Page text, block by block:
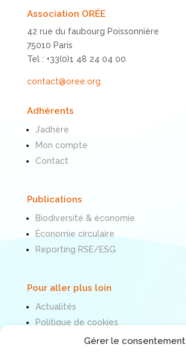
Gérer le consentement
Association ORÉE
42 rue du faubourg Poissonnière
75010 Paris
Tel : +33(0)1 48 24 04 00
contact@oree.org
Adhérents
J’adhère
Mon compte
Contact
Publications
Biodiversité & économie
Économie circulaire
Reporting RSE/ESG
Pour aller plus loin
Actualités
Politique de cookies
Mentions légales